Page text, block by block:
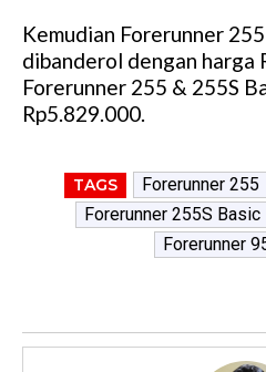
Kemudian Forerunner
dibanderol dengan harga
Forerunner 255 & 255S
Rp5.829.000.
TAGS Forerunner 255
Forerunner 255S Basic
Forerunner